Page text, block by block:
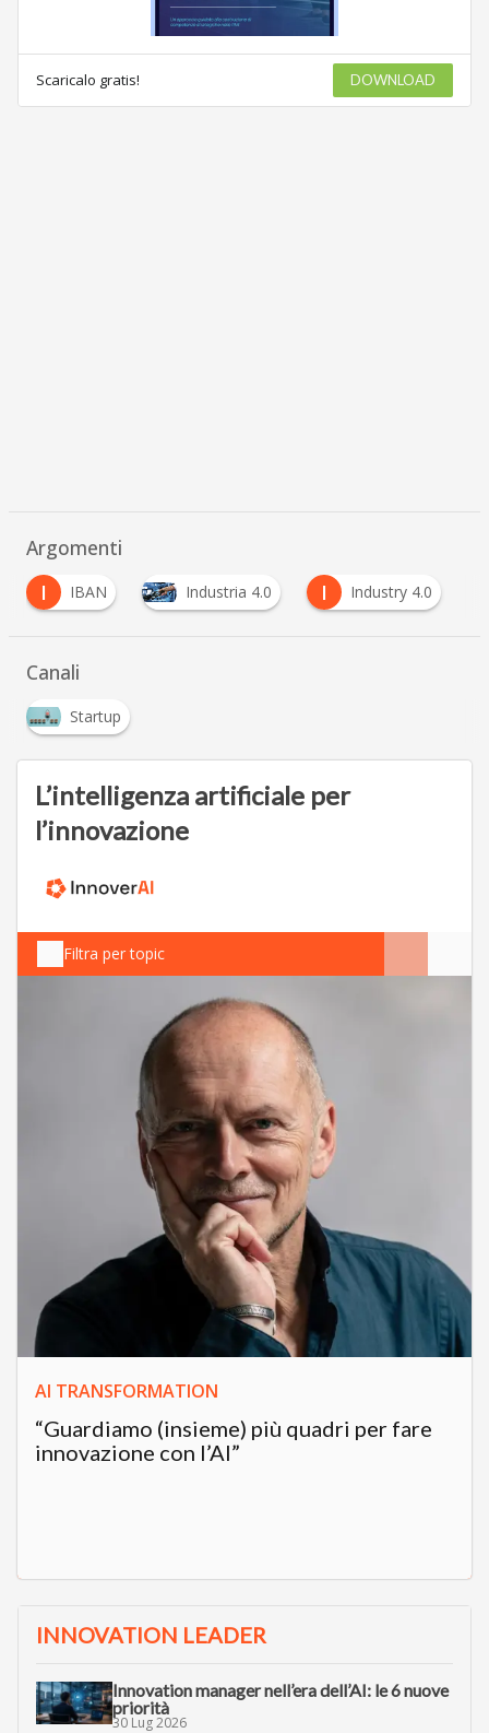
Scaricalo gratis! DOWNLOAD
Argomenti
Industria 4.0 I Industry 4.0 I Italia StartUp
Canali
Startup
L’intelligenza artificiale per
l’innovazione
Filtra per topic
AI TRANSFORMATION
“Guardiamo (insieme) più quadri per fare
innovazione con l’AI”
INNOVATION LEADER
Innovation manager nell’era dell’AI: le 6 nuove
priorità
30 Lug 2026